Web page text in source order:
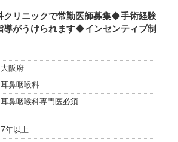
クリニックで常勤医師募集◆手術経験
導がうけられます◆インセンティブ制
大阪府
耳鼻咽喉科
耳鼻咽喉科専門医必須
7年以上